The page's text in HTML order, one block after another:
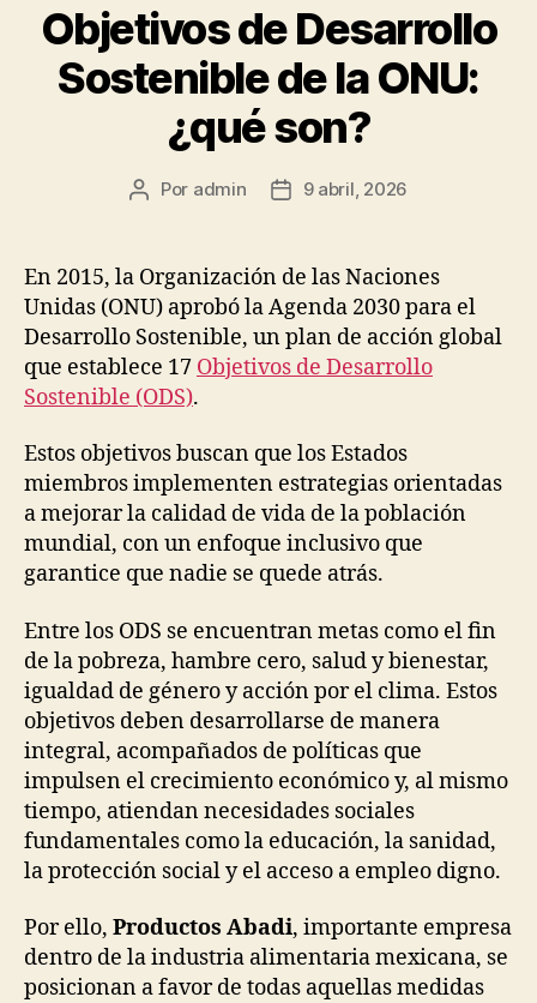
Objetivos de Desarrollo
Sostenible de la ONU:
¿qué son?
Autor
publicación
Por admin
Fecha
publicación
9 abril, 2026
En 2015, la Organización de las Naciones
Unidas (ONU) aprobó la Agenda 2030 para el
Desarrollo Sostenible, un plan de acción global
que establece 17 Objetivos de Desarrollo
Sostenible (ODS).
Estos objetivos buscan que los Estados
miembros implementen estrategias orientadas
a mejorar la calidad de vida de la población
mundial, con un enfoque inclusivo que
garantice que nadie se quede atrás.
Entre los ODS se encuentran metas como el fin
de la pobreza, hambre cero, salud y bienestar,
igualdad de género y acción por el clima. Estos
objetivos deben desarrollarse de manera
integral, acompañados de políticas que
impulsen el crecimiento económico y, al mismo
tiempo, atiendan necesidades sociales
fundamentales como la educación, la sanidad,
la protección social y el acceso a empleo digno.
Por ello, Productos Abadi, importante empresa
dentro de la industria alimentaria mexicana, se
posicionan a favor de todas aquellas medidas